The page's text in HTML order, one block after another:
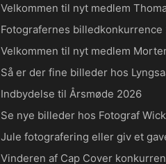
Velkommen til nyt medlem
Fotografernes billedkonkurrence
Velkommen til nyt medlem
Så er der fine billeder hos
Indbydelse til Årsmøde 2026
Se nye billeder hos Fotograf
Jule fotografering eller giv et
Vinderen af Cap Cover